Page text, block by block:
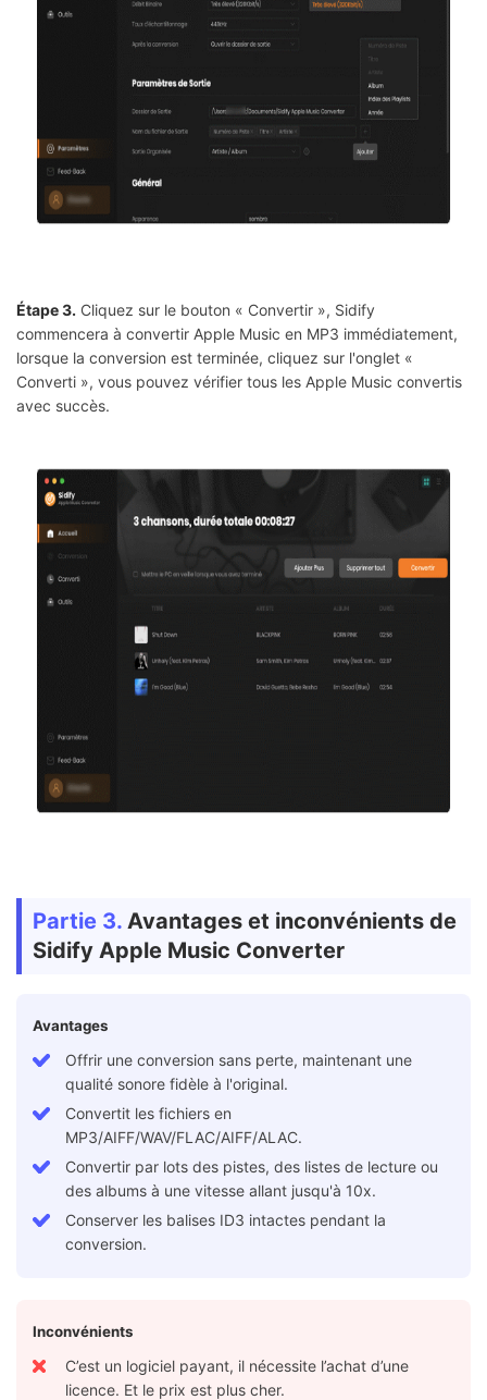
Étape 3. Cliquez sur le bouton « Convertir », Sidify
commencera à convertir Apple Music en MP3 immédiatement,
lorsque la conversion est terminée, cliquez sur l'onglet «
Converti », vous pouvez vérifier tous les Apple Music convertis
avec succès.
Partie 3. Avantages et inconvénients de
Sidify Apple Music Converter
Avantages
Offrir une conversion sans perte, maintenant une
qualité sonore fidèle à l'original.
Convertit les fichiers en
MP3/AIFF/WAV/FLAC/AIFF/ALAC.
Convertir par lots des pistes, des listes de lecture ou
des albums à une vitesse allant jusqu'à 10x.
Conserver les balises ID3 intactes pendant la
conversion.
Inconvénients
C’est un logiciel payant, il nécessite l’achat d’une
licence. Et le prix est plus cher.